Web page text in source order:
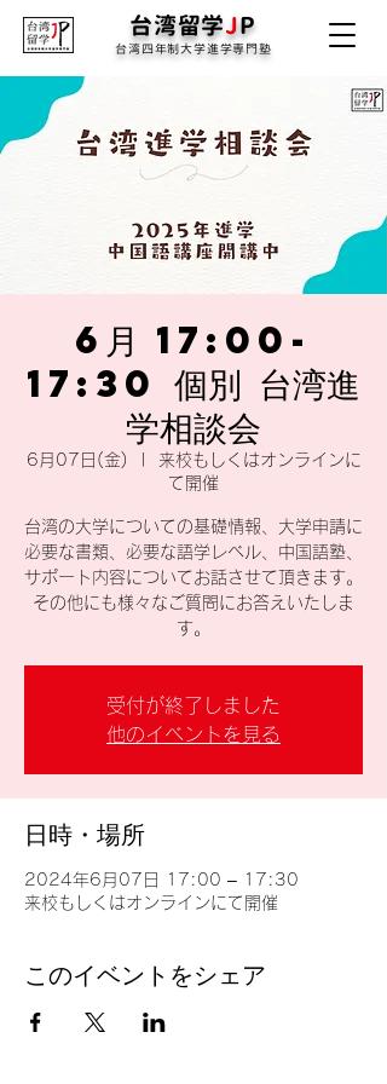
台湾留学JP
台湾四年制大学進学専門塾
6月 17:00-
17:30 個別 台湾進
学相談会
6月07日(金)
来校もしくはオンラインに
て開催
台湾の大学についての基礎情報、大学申請に
必要な書類、必要な語学レベル、中国語塾、
サポート内容についてお話させて頂きます。
その他にも様々なご質問にお答えいたしま
す。
受付が終了しました
他のイベントを見る
日時・場所
2024年6月07日 17:00 – 17:30
来校もしくはオンラインにて開催
このイベントをシェア